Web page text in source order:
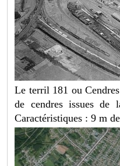
Le terril 181 ou
de cendres issues
Caractéristiques : 9 m